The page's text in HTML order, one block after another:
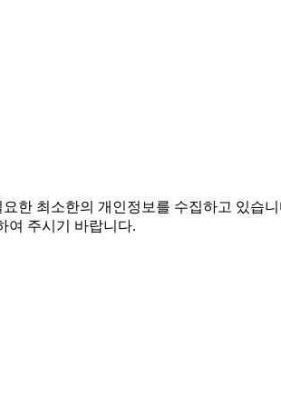
한 최소한의 개인정보를 수집하고 있습
여 주시기 바랍니다.